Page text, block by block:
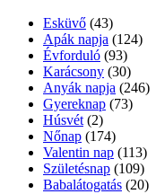
Esküvő (43)
Apák napja (124)
Évforduló (93)
Karácsony (30)
Anyák napja (246)
Gyereknap (73)
Húsvét (2)
Nőnap (174)
Valentin nap (113)
Születésnap (109)
Babalátogatás (20)